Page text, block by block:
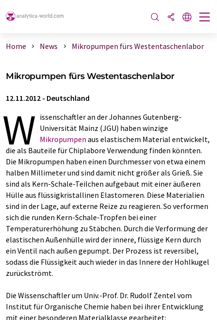
Home News Mikropumpen fürs Westentaschenlabor
Mikropumpen fürs Westentaschenlabor
12.11.2012 - Deutschland
W issenschaftler an der Johannes Gutenberg-
Universität Mainz (JGU) haben winzige
Mikropumpen aus elastischem Material entwickelt,
die als Bauteile für Chiplabore Verwendung finden könnten.
Die Mikropumpen haben einen Durchmesser von etwa einem
halben Millimeter und sind damit nicht größer als Grieß. Sie
sind als Kern-Schale-Teilchen aufgebaut mit einer äußeren
Hülle aus flüssigkristallinen Elastomeren. Diese Materialien
sind in der Lage, auf externe Reize zu reagieren. So verformen
sich die runden Kern-Schale-Tropfen bei einer
Temperaturerhöhung zu Stäbchen. Durch die Verformung der
elastischen Außenhülle wird der innere, flüssige Kern durch
ein Ventil nach außen gepumpt. Der Prozess ist reversibel,
sodass die Flüssigkeit auch wieder in das Innere der Hohlkugel
zurückströmt.
Die Wissenschaftler um Univ.-Prof. Dr. Rudolf Zentel vom
Institut für Organische Chemie haben bei ihrer Entwicklung
mit einer besonderen Materialklasse gearbeitet: